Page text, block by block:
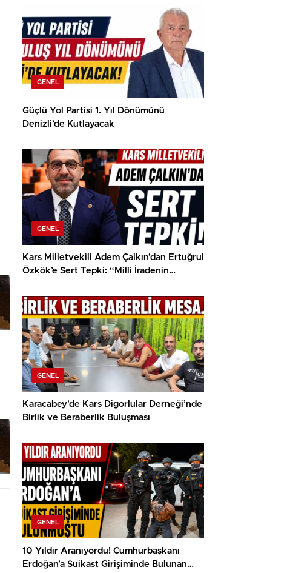
GENEL
Güçlü Yol Partisi 1. Yıl Dönümünü
Denizli’de Kutlayacak
GENEL
Kars Milletvekili Adem Çalkın’dan Ertuğrul
Özkök’e Sert Tepki: “Milli İradenin
GENEL
Karacabey’de Kars Digorlular Derneği’nde
Birlik ve Beraberlik Buluşması
GENEL
10 Yıldır Aranıyordu! Cumhurbaşkanı
Erdoğan’a Suikast Girişiminde Bulunan